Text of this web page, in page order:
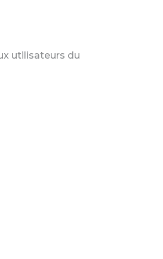
utilisateurs du